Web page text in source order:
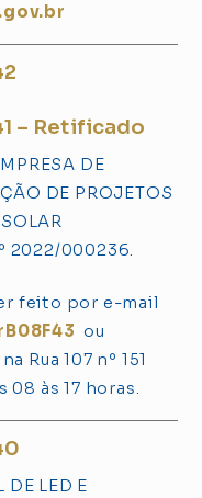
– Retificado
DE
DE PROJETOS
2022/000236.
feito por e-mail
ou
Rua 107 nº 151
08 às 17 horas.
DE LED E